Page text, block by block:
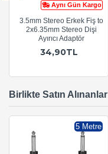
Aynı Gün Kargo
3.5mm Stereo Erkek Fiş to
2x6.35mm Stereo Dişi
Ayırıcı Adaptör
34,90TL
Birlikte Satın Alınanlar
5 Metre